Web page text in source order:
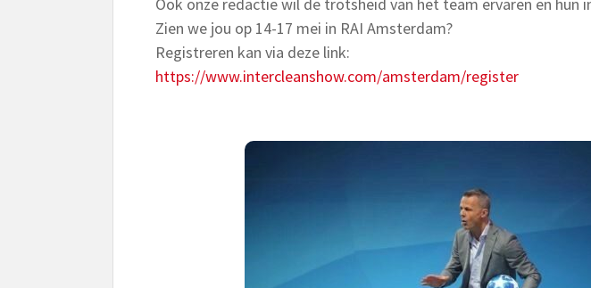
Zien we jou op 14-17 mei in RAI Amsterdam?
Registreren kan via deze link:
https://www.intercleanshow.com/amsterdam/register